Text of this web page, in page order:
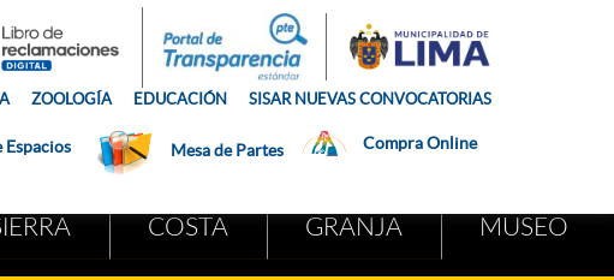
ZOOLOGÍA EDUCACIÓN SISAR NUEVAS CONVOCATORIAS
Compra Online
Mesa de Partes
COSTA GRANJA MUSEO